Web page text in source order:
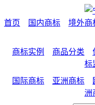
首页 国内商标 境外商
商标实例
商品分类
标
国际商标
亚洲商标
洲